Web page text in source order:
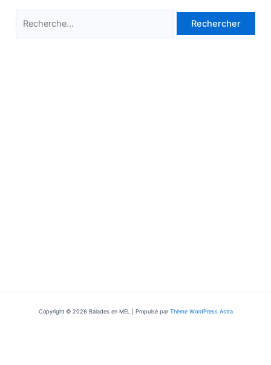
Copyright © 2026 Balades en MEL | Propulsé parThème WordPress Astra